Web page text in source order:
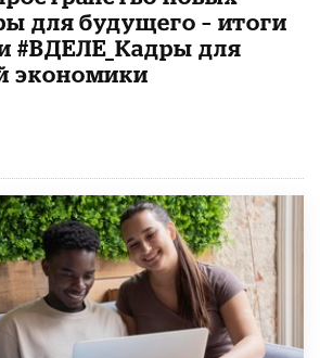
для будущего – итоги
#ВДЕЛЕ_Кадры для
экономики